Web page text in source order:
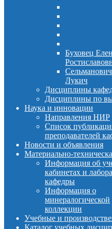
Буховец
Лукич
Дисциплины
Дисциплины по
Наука и инновации
Направления НИР
Список
преподавателей
Новости и объявления
Материально-
Информация об
кабинетах и
кафедры
Информация о
минералогической
коллекции
Учебные и
Каталог учебных